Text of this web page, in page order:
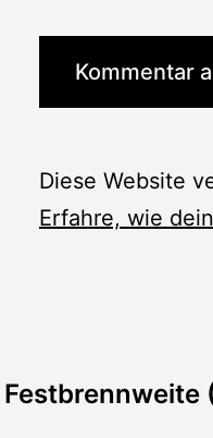
Diese Website
Erfahre, wie